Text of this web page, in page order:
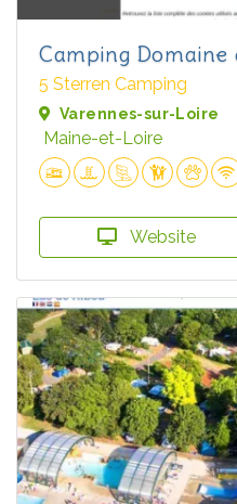
Camping Domaine
5 Sterren Camping
Varennes-sur-Loire
Maine-et-Loire
Website